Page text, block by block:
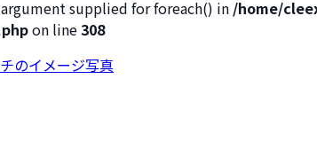
supplied for foreach() in /home/
on line308